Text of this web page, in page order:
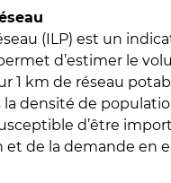
(ILP) est un
d’estimer le
1 km de réseau
la densité de
d’être
de la demande en